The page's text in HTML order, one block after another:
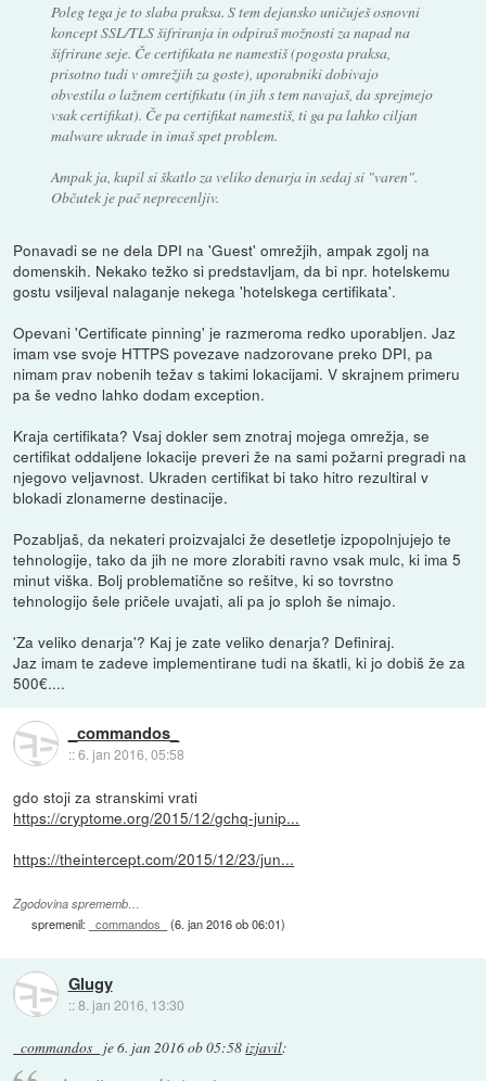
Poleg tega je to slaba praksa. S tem dejansko uničuješ osnovni
koncept SSL/TLS šifriranja in odpiraš možnosti za napad na
šifrirane seje. Če certifikata ne namestiš (pogosta praksa,
prisotno tudi v omrežjih za goste), uporabniki dobivajo
obvestila o lažnem certifikatu (in jih s tem navajaš, da sprejmejo
vsak certifikat). Če pa certifikat namestiš, ti ga pa lahko ciljan
malware ukrade in imaš spet problem.
Ampak ja, kupil si škatlo za veliko denarja in sedaj si "varen".
Občutek je pač neprecenljiv.
Ponavadi se ne dela DPI na 'Guest' omrežjih, ampak zgolj na
domenskih. Nekako težko si predstavljam, da bi npr. hotelskemu
gostu vsiljeval nalaganje nekega 'hotelskega certifikata'.
Opevani 'Certificate pinning' je razmeroma redko uporabljen. Jaz
imam vse svoje HTTPS povezave nadzorovane preko DPI, pa
nimam prav nobenih težav s takimi lokacijami. V skrajnem primeru
pa še vedno lahko dodam exception.
Kraja certifikata? Vsaj dokler sem znotraj mojega omrežja, se
certifikat oddaljene lokacije preveri že na sami požarni pregradi na
njegovo veljavnost. Ukraden certifikat bi tako hitro rezultiral v
blokadi zlonamerne destinacije.
Pozabljaš, da nekateri proizvajalci že desetletje izpopolnjujejo te
tehnologije, tako da jih ne more zlorabiti ravno vsak mulc, ki ima 5
minut viška. Bolj problematične so rešitve, ki so tovrstno
tehnologijo šele pričele uvajati, ali pa jo sploh še nimajo.
'Za veliko denarja'? Kaj je zate veliko denarja? Definiraj.
Jaz imam te zadeve implementirane tudi na škatli, ki jo dobiš že za
500€....
_commandos_
::6. jan 2016, 05:58
gdo stoji za stranskimi vrati
https://cryptome.org/2015/12/gchq-junip...
https://theintercept.com/2015/12/23/jun...
Zgodovina sprememb…
spremenil: _commandos_ (6. jan 2016 ob 06:01)
Glugy
::8. jan 2016, 13:30
_commandos_ je6. jan 2016 ob 05:58izjavil: